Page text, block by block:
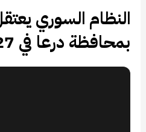
النظام السوري
بمحافظة درعا في 27-4-2023